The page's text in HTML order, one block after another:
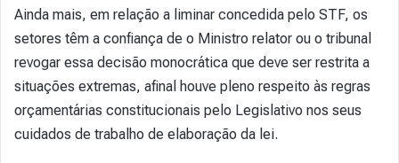
Ainda mais, em relação a liminar concedida pelo STF, os
setores têm a confiança de o Ministro relator ou o tribunal
revogar essa decisão monocrática que deve ser restrita a
situações extremas, afinal houve pleno respeito às regras
orçamentárias constitucionais pelo Legislativo nos seus
cuidados de trabalho de elaboração da lei.